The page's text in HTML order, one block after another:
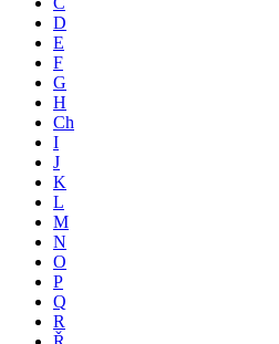
D
E
F
G
H
Ch
I
J
K
L
M
N
O
P
Q
R